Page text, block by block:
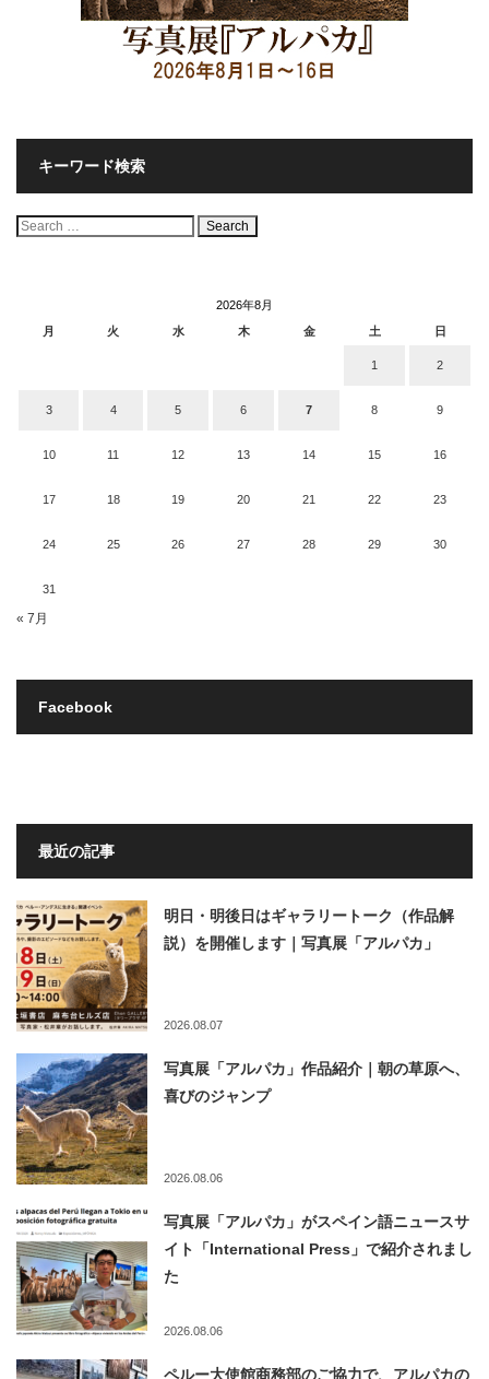
キーワード検索
検
索:
2026年8月
月
火 水 木 金 土 日
1 2
3 4 5 6 7 8 9
10 11 12 13 14 15 16
17 18 19 20 21 22 23
24 25 26 27 28 29 30
31
« 7月
Facebook
最近の記事
明日・明後日はギャラリートーク（作品解
説）を開催します｜写真展「アルパカ」
2026.08.07
写真展「アルパカ」作品紹介｜朝の草原へ、
喜びのジャンプ
2026.08.06
写真展「アルパカ」がスペイン語ニュースサ
イト「International Press」で紹介されまし
た
2026.08.06
ペルー大使館商務部のご協力で、アルパカの